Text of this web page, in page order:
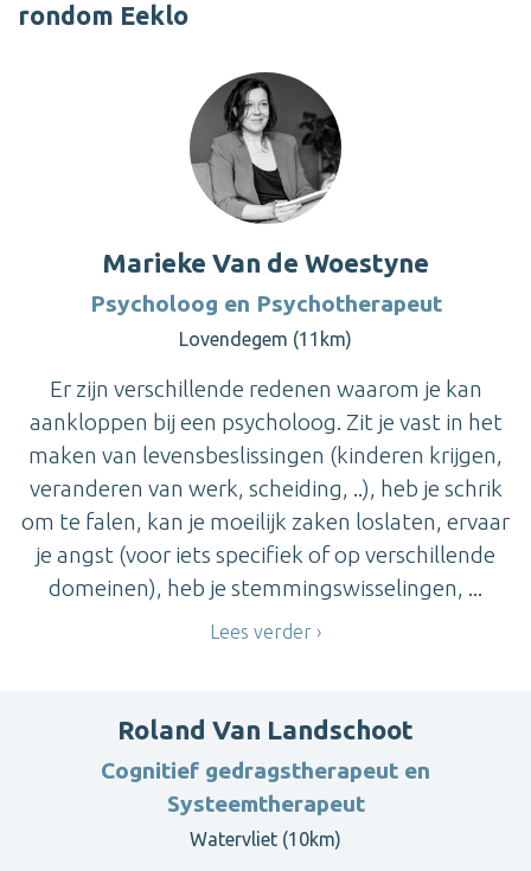
rondom Eeklo
Marieke Van de Woestyne
Psycholoog en Psychotherapeut
Lovendegem (11km)
Er zijn verschillende redenen waarom je kan
aankloppen bij een psycholoog. Zit je vast in het
maken van levensbeslissingen (kinderen krijgen,
veranderen van werk, scheiding, ..), heb je schrik
om te falen, kan je moeilijk zaken loslaten, ervaar
je angst (voor iets specifiek of op verschillende
domeinen), heb je stemmingswisselingen, ...
Lees verder
Roland Van Landschoot
Cognitief gedragstherapeut en
Systeemtherapeut
Watervliet (10km)